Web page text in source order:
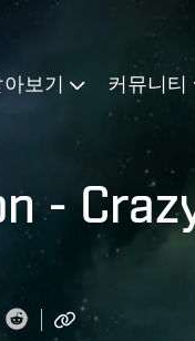
아보기 커뮤니티
-